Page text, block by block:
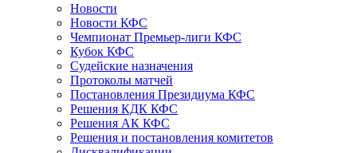
Новости
Новости КФС
Чемпионат Премьер-лиги КФС
Кубок КФС
Судейские назначения
Протоколы матчей
Постановления Президиума КФС
Решения КДК КФС
Решения АК КФС
Решения и постановления комитетов